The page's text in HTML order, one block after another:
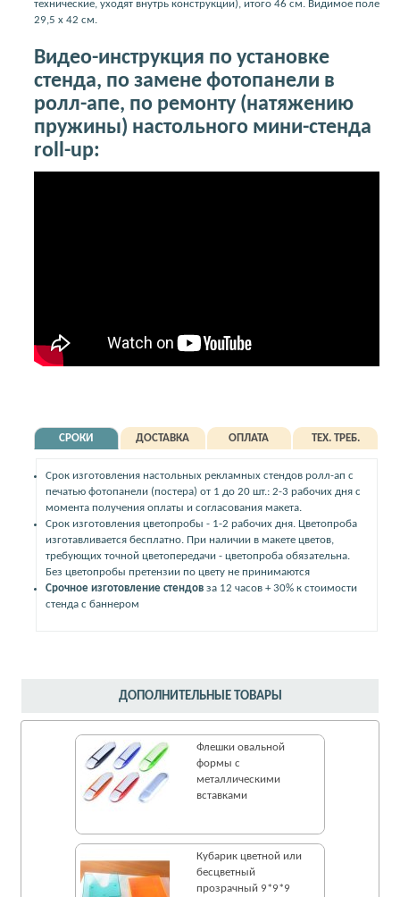
технические, уходят внутрь конструкции), итого 46 см. Видимое поле
29,5 х 42 см.
Видео-инструкция по установке
стенда, по замене фотопанели в
ролл-апе, по ремонту (натяжению
пружины) настольного мини-стенда
roll-up:
СРОКИ ДОСТАВКА ОПЛАТА ТЕХ. ТРЕБ.
Срок изготовления настольных рекламных стендов ролл-ап с
печатью фотопанели (постера) от 1 до 20 шт.: 2-3 рабочих дня с
момента получения оплаты и согласования макета.
Срок изготовления цветопробы - 1-2 рабочих дня. Цветопроба
изготавливается бесплатно. При наличии в макете цветов,
требующих точной цветопередачи - цветопроба обязательна.
Без цветопробы претензии по цвету не принимаются
Срочное изготовление стендов за 12 часов + 30% к стоимости
стенда с баннером
ДОПОЛНИТЕЛЬНЫЕ ТОВАРЫ
Флешки овальной
формы с
металлическими
вставками
Кубарик цветной или
бесцветный
прозрачный 9*9*9